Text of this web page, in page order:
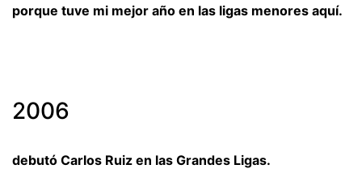
porque tuve mi mejor año en las ligas menores aquí.
2006
debutó Carlos Ruiz en las Grandes Ligas.